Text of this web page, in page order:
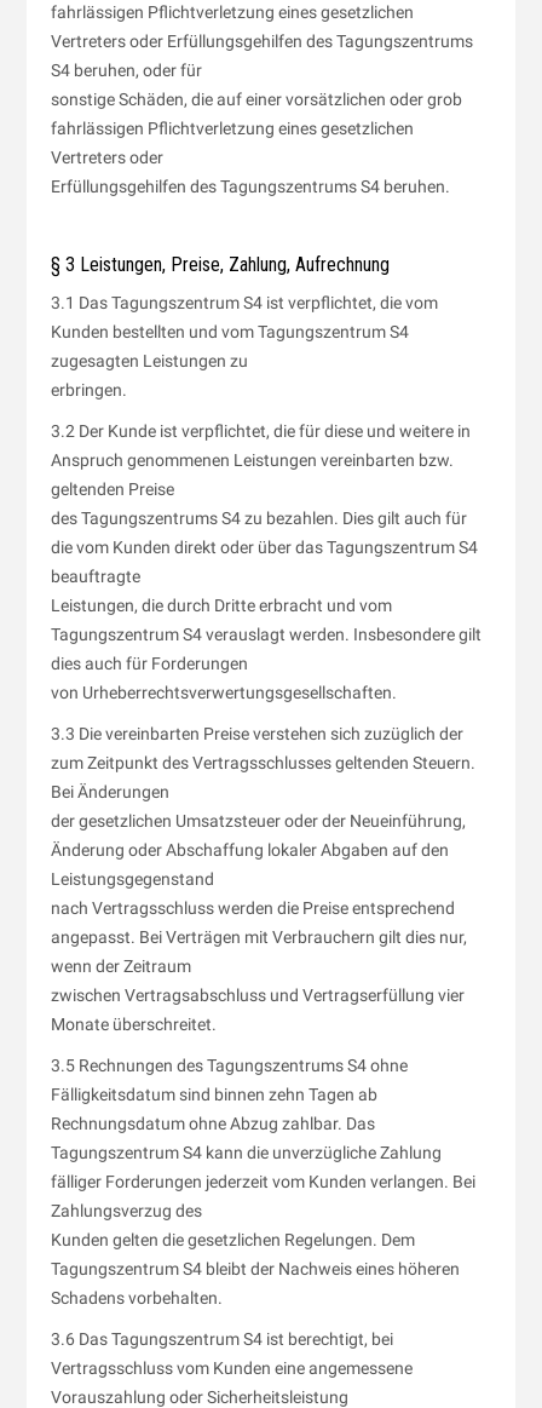
fahrlässigen Pflichtverletzung eines gesetzlichen
Vertreters oder Erfüllungsgehilfen des Tagungszentrums
S4 beruhen, oder für
sonstige Schäden, die auf einer vorsätzlichen oder grob
fahrlässigen Pflichtverletzung eines gesetzlichen
Vertreters oder
Erfüllungsgehilfen des Tagungszentrums S4 beruhen.
§ 3 Leistungen, Preise, Zahlung, Aufrechnung
3.1 Das Tagungszentrum S4 ist verpflichtet, die vom
Kunden bestellten und vom Tagungszentrum S4
zugesagten Leistungen zu
erbringen.
3.2 Der Kunde ist verpflichtet, die für diese und weitere in
Anspruch genommenen Leistungen vereinbarten bzw.
geltenden Preise
des Tagungszentrums S4 zu bezahlen. Dies gilt auch für
die vom Kunden direkt oder über das Tagungszentrum S4
beauftragte
Leistungen, die durch Dritte erbracht und vom
Tagungszentrum S4 verauslagt werden. Insbesondere gilt
dies auch für Forderungen
von Urheberrechtsverwertungsgesellschaften.
3.3 Die vereinbarten Preise verstehen sich zuzüglich der
zum Zeitpunkt des Vertragsschlusses geltenden Steuern.
Bei Änderungen
der gesetzlichen Umsatzsteuer oder der Neueinführung,
Änderung oder Abschaffung lokaler Abgaben auf den
Leistungsgegenstand
nach Vertragsschluss werden die Preise entsprechend
angepasst. Bei Verträgen mit Verbrauchern gilt dies nur,
wenn der Zeitraum
zwischen Vertragsabschluss und Vertragserfüllung vier
Monate überschreitet.
3.5 Rechnungen des Tagungszentrums S4 ohne
Fälligkeitsdatum sind binnen zehn Tagen ab
Rechnungsdatum ohne Abzug zahlbar. Das
Tagungszentrum S4 kann die unverzügliche Zahlung
fälliger Forderungen jederzeit vom Kunden verlangen. Bei
Zahlungsverzug des
Kunden gelten die gesetzlichen Regelungen. Dem
Tagungszentrum S4 bleibt der Nachweis eines höheren
Schadens vorbehalten.
3.6 Das Tagungszentrum S4 ist berechtigt, bei
Vertragsschluss vom Kunden eine angemessene
Vorauszahlung oder Sicherheitsleistung